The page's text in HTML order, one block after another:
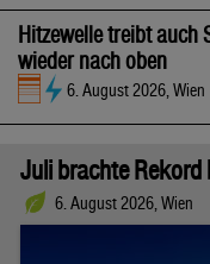
Hitzewelle treibt auch
wieder nach oben
6. August 2026, Wien
Juli brachte
6. August 2026, Wien